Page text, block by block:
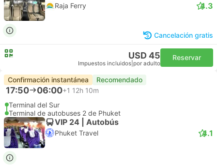
Raja Ferry 4.3
Cancelación gratis
USD 45
Impuestos incluidos por adulto
Reservar
Confirmación instantánea Recomendado
17:50 06:00+1 12h 10m
Terminal del Sur
Terminal de autobuses 2 de Phuket
VIP 24 | Autobús
Phuket Travel 4.1